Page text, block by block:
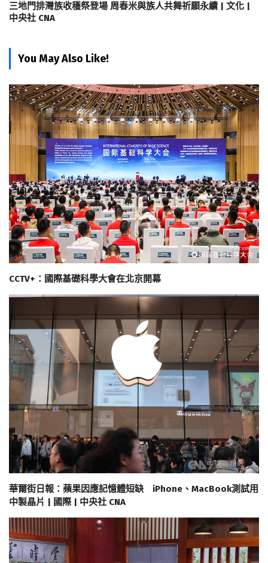
三地門排灣族收穫祭登場 周春米與族人共舞祈願永續 | 文化 |
中央社 CNA
You May Also Like!
CCTV+：國際基礎科學大會在北京開幕
華爾街日報：蘋果因應記憶體短缺 iPhone、MacBook測試用
中製晶片 | 國際 | 中央社 CNA